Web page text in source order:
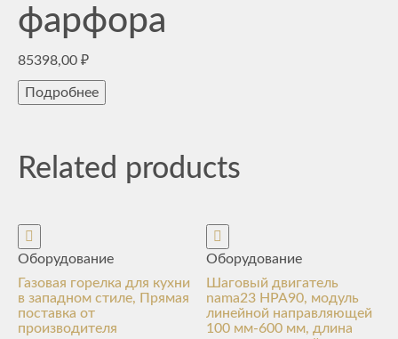
фарфора
85398,00 ₽
Подробнее
Related products
Оборудование
Газовая горелка для кухни
в западном стиле, Прямая
поставка от
производителя
Оборудование
Шаговый двигатель
nama23 HPA90, модуль
линейной направляющей
100 мм-600 мм, длина